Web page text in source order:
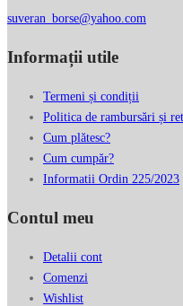
suveran_borse@yahoo.com
Informații utile
Termeni și condiții
Politica de rambursări și
Cum plătesc?
Cum cumpăr?
Informatii Ordin 225/2023
Contul meu
Detalii cont
Comenzi
Wishlist